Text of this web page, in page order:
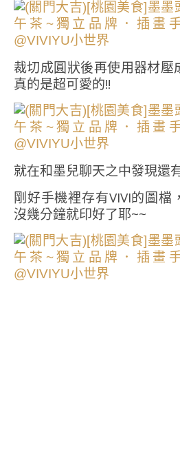
裁切成圓狀後再使用器材壓
真的是超可愛的!!
就在和墨兒聊天之中發現還
剛好手機裡存有VIVI的圖檔
沒幾分鐘就印好了耶~~